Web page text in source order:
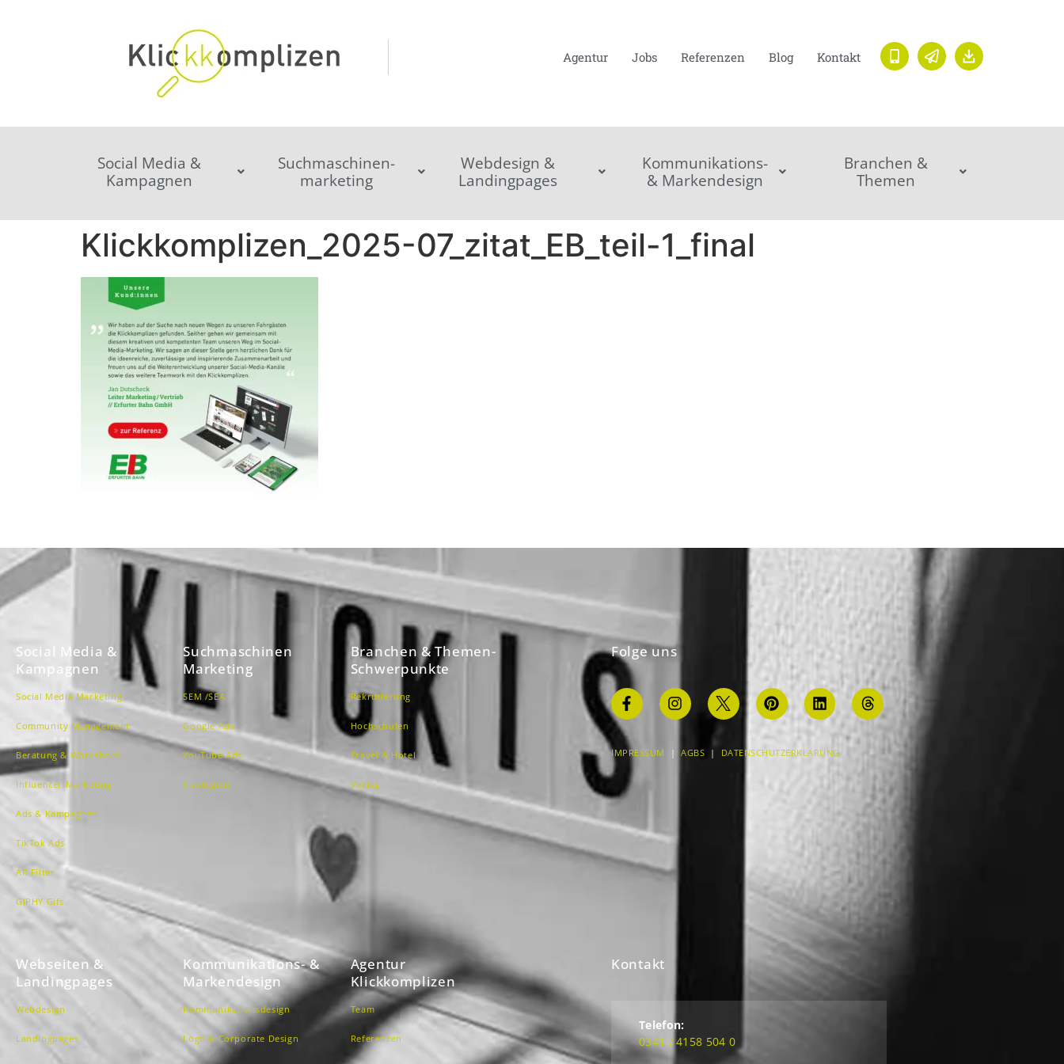
Agentur Jobs Referenzen Blog Kontakt
Social Media &
Kampagnen
Suchmaschinen-
marketing
Webdesign &
Landingpages
Kommunikations-
& Markendesign
Branchen &
Themen
Klickkomplizen_2025-07_zitat_EB_teil-1_final
Social Media &
Kampagnen
Social Media Marketing
Community Management
Beratung & Workshops
Influencer Marketing
Ads & Kampagnen
TikTok Ads
AR Filter
GIPHY Gifs
Suchmaschinen
Marketing
SEM /SEA
Google Ads
YouTube Ads
Strategien
Branchen & Themen-
Schwerpunkte
Rekrutierung
Hochschulen
Travel & Hotel
Verlag
Folge uns
IMPRESSUM | AGBS | DATENSCHUTZERKLÄRUNG
Webseiten &
Landingpages
Webdesign
Landingpages
Kommunikations- &
Markendesign
Kommunikationsdesign
Logo & Corporate Design
Agentur
Klickkomplizen
Team
Referenzen
Kontakt
Telefon:
0341 / 4158 504 0